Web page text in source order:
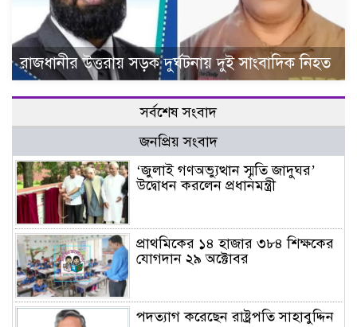
রাজধানীর উত্তরায় সড়ক দুর্ঘটনায় দুই সাংবাদিক নিহত
সর্বশেষ সংবাদ
জনপ্রিয় সংবাদ
‘জুলাই গণঅভ্যুত্থান স্মৃতি জাদুঘর’
উদ্বোধন করলেন প্রধানমন্ত্রী
প্রাথমিকের ১৪ হাজার ৩৮৪ শিক্ষকের
যোগদান ২৯ অক্টোবর
পদত্যাগ করেছেন রাষ্ট্রপতি সাহাবুদ্দিন